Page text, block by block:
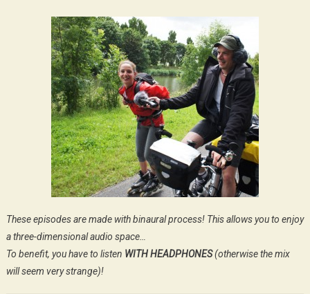
These episodes are made with binaural process! This allows you to enjoy
a three-dimensional audio space…
To benefit, you have to listen WITH HEADPHONES(otherwise the mix
will seem very strange)!